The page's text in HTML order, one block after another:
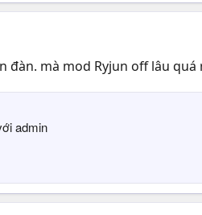
đàn. mà mod Ryjun off lâu
admin